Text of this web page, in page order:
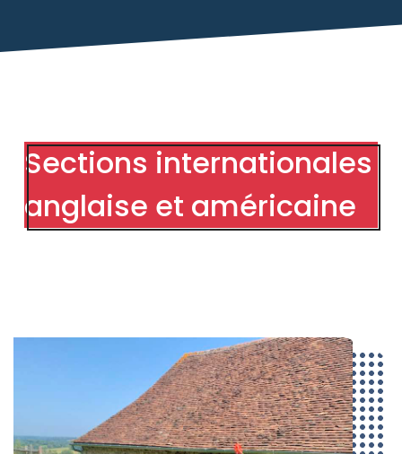
Sections internationales
anglaise et américaine